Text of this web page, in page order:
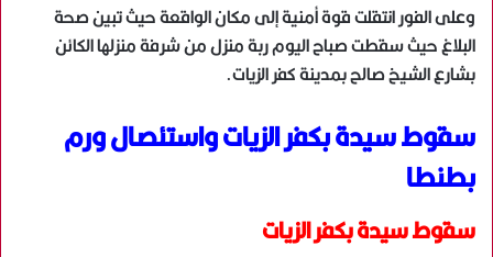
وعلى الفور انتقلت قوة أمنية إلى مكان الواقعة حيث تبين صحة
البلاغ حيث سقطت صباح اليوم ربة منزل من شرفة منزلها الكائن
بشارع الشيخ صالح بمدينة كفر الزيات.
سقوط سيدة بكفر الزيات واستئصال ورم
بطنطا
سقوط سيدة بكفر الزيات